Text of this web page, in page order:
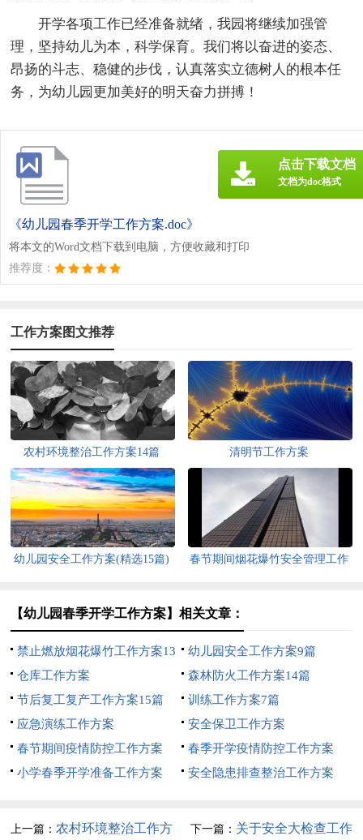
开学各项工作已经准备就绪，我园将继续加强管
理，坚持幼儿为本，科学保育。我们将以奋进的姿态、
昂扬的斗志、稳健的步伐，认真落实立德树人的根本任
务，为幼儿园更加美好的明天奋力拼搏！
《幼儿园春季开学工作方案.doc》
将本文的Word文档下载到电脑，方便收藏和打印
推荐度：
点击下载文档
文档为doc格式
工作方案图文推荐
农村环境整治工作方案14篇 清明节工作方案
幼儿园安全工作方案(精选15篇)
春节期间烟花爆竹安全管理工作
【幼儿园春季开学工作方案】相关文章：
禁止燃放烟花爆竹工作方案13
篇
幼儿园安全工作方案9篇
仓库工作方案
森林防火工作方案14篇
节后复工复产工作方案15篇
训练工作方案7篇
应急演练工作方案
安全保卫工作方案
春节期间疫情防控工作方案
春季开学疫情防控工作方案
小学春季开学准备工作方案
安全隐患排查整治工作方案
上一篇：农村环境整治工作方 下一篇： 关于安全大检查工作